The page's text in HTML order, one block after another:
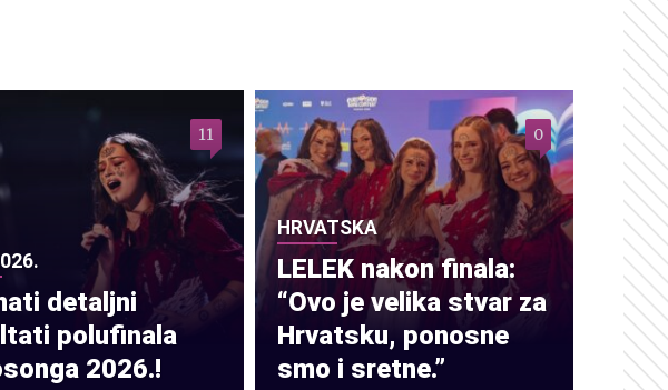
detaljni
polufinala
2026.!
11
HRVATSKA
LELEK nakon finala:
“Ovo je velika stvar za
Hrvatsku, ponosne
smo i sretne.”
0